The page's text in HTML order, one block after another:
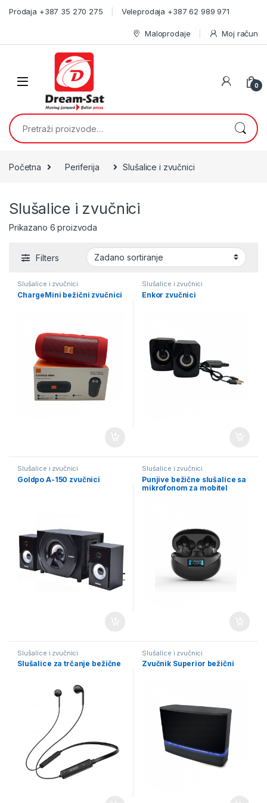
Prodaja +387 35 270 275 Veleprodaja +387 62 989 971
Maloprodaje Moj račun
0
Pretraži:
Početna Periferija Slušalice i zvučnici
Slušalice i zvučnici
Prikazano 6 proizvoda
Filters
Slušalice i zvučnici
ChargeMini bežični zvučnici
Slušalice i zvučnici
Enkor zvučnici
Slušalice i zvučnici
Goldpo A-150 zvučnici
Slušalice i zvučnici
Punjive bežične slušalice sa
mikrofonom za mobitel
Slušalice i zvučnici
Slušalice za trčanje bežične
Slušalice i zvučnici
Zvučnik Superior bežični